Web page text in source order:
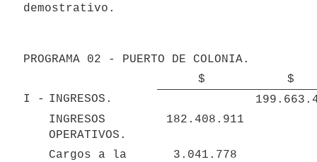
demostrativo.
PROGRAMA 02 - PUERTO DE COLONIA.
$
$
I - INGRESOS.
INGRESOS
OPERATIVOS.
Cargos a la
3.041.778